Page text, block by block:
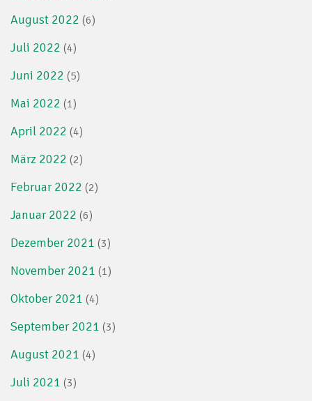
August 2022 (6)
Juli 2022 (4)
Juni 2022 (5)
Mai 2022 (1)
April 2022 (4)
März 2022 (2)
Februar 2022 (2)
Januar 2022 (6)
Dezember 2021 (3)
November 2021 (1)
Oktober 2021 (4)
September 2021 (3)
August 2021 (4)
Juli 2021 (3)